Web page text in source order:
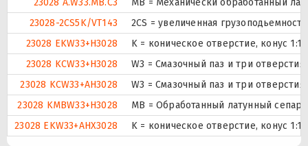
23028-2CS5K/VT143
2CS = увеличенная
23028 EKW33+H3028
K = коническое отверстие, конус
23028 KCW33+H3028
W3 = Смазочный паз и три
23028 KCW33+AH3028
W3 = Смазочный паз и три
23028 KMBW33+H3028
MB = Обработанный латунный
23028 EKW33+AHX3028
K = коническое отверстие, конус